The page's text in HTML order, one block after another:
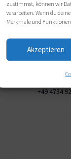
zustimmst, können wir
verarbeiten. Wenn du
Merkmale und
Akzeptieren
Stadland
+49 4734